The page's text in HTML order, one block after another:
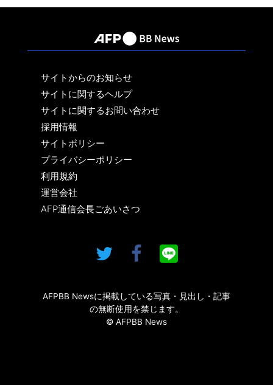
サイトからのお知らせ
サイトに関するヘルプ
サイトに関するお問い合わせ
採用情報
サイトポリシー
プライバシーポリシー
利用規約
運営会社
AFP通信会長ごあいさつ
AFPBB Newsに掲載している写真・見出し・記事
の無断使用を禁じます。
© AFPBB News